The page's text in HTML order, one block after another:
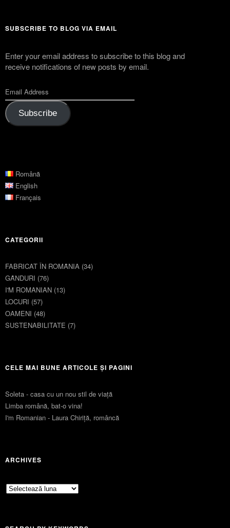
SUBSCRIBE TO BLOG VIA EMAIL
Enter your email address to subscribe to this blog and
receive notifications of new posts by email.
Subscribe
Română
English
Français
CATEGORII
FABRICAT ÎN ROMȂNIA (34)
GȂNDURI (76)
I'M ROMANIAN (13)
LOCURI (57)
OAMENI (48)
SUSTENABILITATE (7)
CELE MAI BUNE ARTICOLE ȘI PAGINI
Soleta - casa cu un nou stil de viaţă
Limba română, bat-o vina!
I'm Romanian - Laura Chiriță, româncă
ARCHIVES
Archives